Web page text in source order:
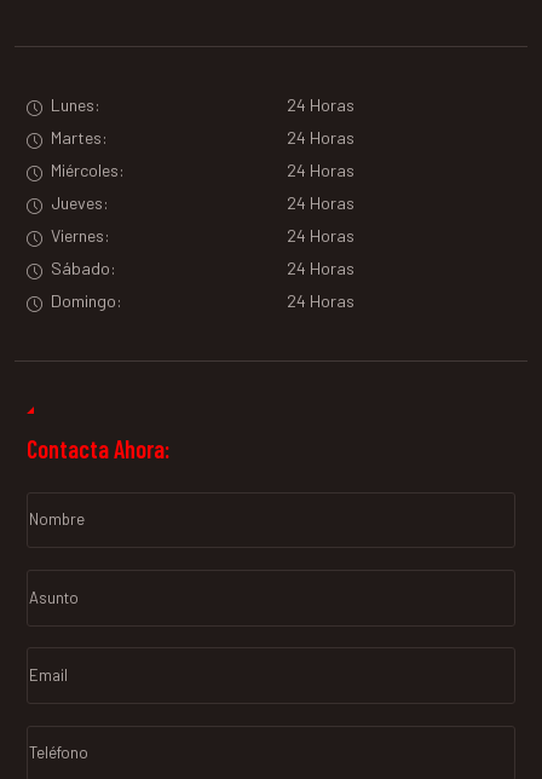
Lunes:
24 Horas
Martes:
24 Horas
Miércoles:
24 Horas
Jueves:
24 Horas
Viernes:
24 Horas
Sábado:
24 Horas
Domingo:
24 Horas
Contacta Ahora: